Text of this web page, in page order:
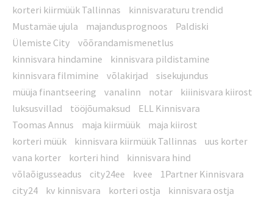
korteri kiirmüük Tallinnas
kinnisvaraturu trendid
Mustamäe ujula
majandusprognoos
Paldiski
Ülemiste City
võõrandamismenetlus
kinnisvara hindamine
kinnisvara pildistamine
kinnisvara filmimine
võlakirjad
sisekujundus
müüja finantseering
vanalinn notar
kiiinisvara kiirost
luksusvillad
tööjõumaksud
ELL Kinnisvara
Toomas Annus
maja kiirmüük
maja kiirost
korteri müük
kinnisvara kiirmüük Tallinnas
uus korter
vana korter
korteri hind
kinnisvara hind
võlaõigusseadus
city24ee kvee
1Partner Kinnisvara
city24
kv kinnisvara korteri ostja
kinnisvara ostja